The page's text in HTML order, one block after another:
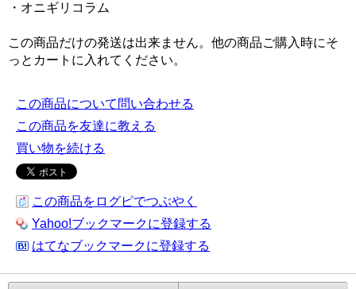
・オニギリコラム
この商品だけの発送は出来ません。他の商品ご購入時にそ
っとカートに入れてください。
この商品について問い合わせる
この商品を友達に教える
買い物を続ける
この商品をログピでつぶやく
Yahoo!ブックマークに登録する
はてなブックマークに登録する